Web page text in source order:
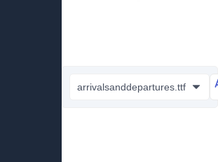
arrivalsanddepartures.ttf